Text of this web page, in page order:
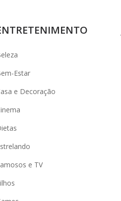
Estar
e Decoração
e TV